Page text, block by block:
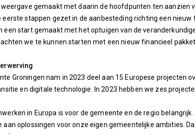
gemaakt met daarin de hoofdpunten ten aanzien
eerste stappen gezet in de aanbesteding richting een
een start gemaakt met het optuigen van de
we te kunnen starten met een nieuw financieel pakket.
Groningen nam in 2023 deel aan 15 Europese
en digitale technologie. In 2023 hebben we zes
in Europa is voor de gemeente en de regio
aan oplossingen voor onze eigen gemeentelijke ambities.